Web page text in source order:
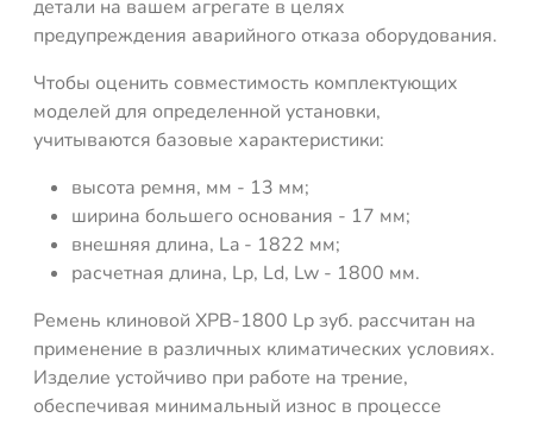
детали на вашем агрегате в целях
предупреждения аварийного отказа оборудования.
Чтобы оценить совместимость комплектующих
моделей для определенной установки,
учитываются базовые характеристики:
высота ремня, мм - 13 мм;
ширина большего основания - 17 мм;
внешняя длина, La - 1822 мм;
расчетная длина, Lp, Ld, Lw - 1800 мм.
Ремень клиновой XPB-1800 Lp зуб. рассчитан на
применение в различных климатических условиях.
Изделие устойчиво при работе на трение,
обеспечивая минимальный износ в процессе